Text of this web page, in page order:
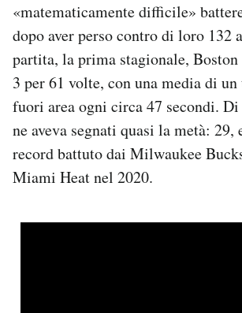
«matematicamente difficile»
dopo aver perso contro di loro 132
partita, la prima stagionale, Boston
3 per 61 volte, con una media di
fuori area ogni circa 47 secondi.
ne aveva segnati quasi la metà:
record battuto dai Milwaukee
Miami Heat nel 2020.